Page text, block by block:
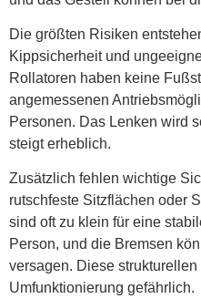
Die größten Risiken
Kippsicherheit und
Rollatoren haben keine
angemessenen
Personen. Das Lenken wird
steigt erheblich.
Zusätzlich fehlen wichtige
rutschfeste Sitzflächen oder
sind oft zu klein für eine
Person, und die Bremsen
versagen. Diese
Umfunktionierung gefährlich.